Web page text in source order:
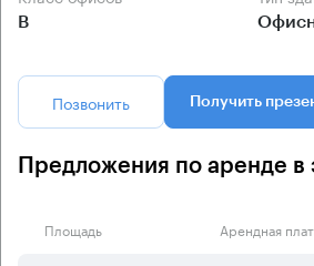
B
Позвонить Получить
Предложения по аренде в
Площадь Арендная